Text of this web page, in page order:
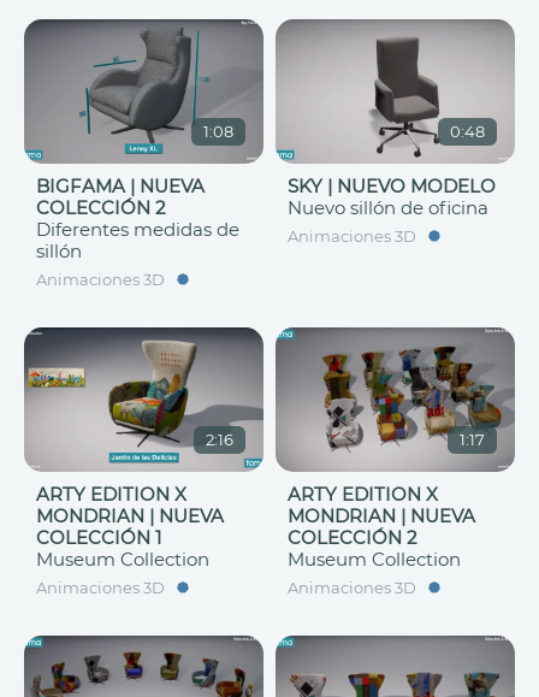
1:08
BIGFAMA | NUEVA
COLECCIÓN 2
Diferentes medidas de
sillón
Animaciones 3D
0:48
SKY | NUEVO MODELO
Nuevo sillón de oficina
Animaciones 3D
2:16
ARTY EDITION X
MONDRIAN | NUEVA
COLECCIÓN 1
Museum Collection
Animaciones 3D
1:17
ARTY EDITION X
MONDRIAN | NUEVA
COLECCIÓN 2
Museum Collection
Animaciones 3D